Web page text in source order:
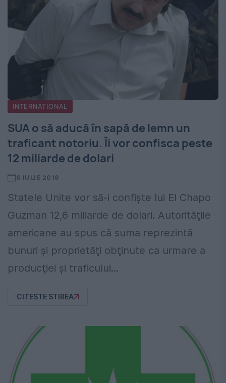
INTERNATIONAL
SUA o să aducă în sapă de lemn un
traficant notoriu. Îi vor confisca peste
12 miliarde de dolari
6 IULIE 2019
Statele Unite vor să-i confişte lui El Chapo
Guzman 12,6 miliarde de dolari. Autorităţile
americane au spus că suma reprezintă
bunuri şi proprietăţi obţinute ca urmare a
producţiei şi traficului...
CITESTE STIREA